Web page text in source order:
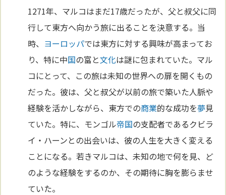
1271年、マルコはまだ17歳だったが、父と叔父に同
行して東方へ向かう旅に出ることを決意する。当
時、 ヨーロッパでは東方に対する興味が高まってお
り、特に中国の富と文化は謎に包まれていた。マル
コにとって、この旅は未知の世界への扉を開くもの
だった。彼は、父と叔父が以前の旅で築いた人脈や
経験を活かしながら、東方での商業的な成功を夢見
ていた。特に、モンゴル帝国の支配者であるクビラ
イ・ハーンとの出会いは、彼の人生を大きく変える
ことになる。若きマルコは、未知の地で何を見、ど
のような経験をするのか、その期待に胸を膨らませ
ていた。